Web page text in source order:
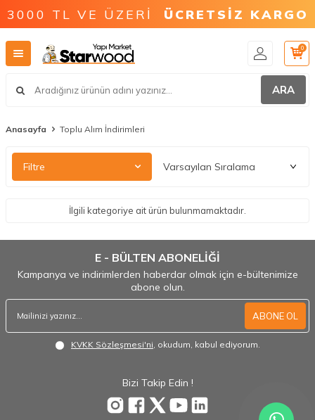
3000 TL VE ÜZERİ ÜCRETSİZ KARGO
ARA
0
Anasayfa Toplu Alım İndirimleri
Filtre
İlgili kategoriye ait ürün bulunmamaktadır.
E - BÜLTEN ABONELİĞİ
Kampanya ve indirimlerden haberdar olmak için e-bültenimize
abone olun.
ABONE OL
KVKK Sözleşmesi'ni, okudum, kabul ediyorum.
Bizi Takip Edin !